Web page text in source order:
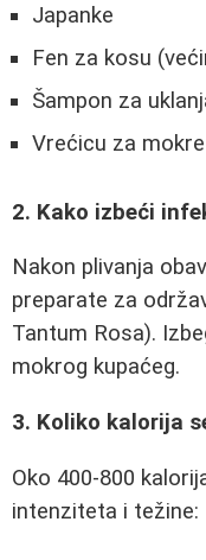
Japanke
Fen za kosu
Šampon za
Vrećicu za
2. Kako izbeći
Nakon plivanja
preparate za
Tantum Rosa).
mokrog kupaćeg.
3. Koliko kalorija
Oko 400-800
intenziteta i težine: